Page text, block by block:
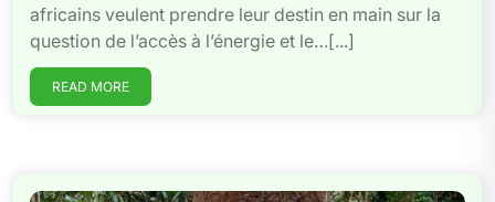
africains veulent prendre leur destin en main sur la
question de l’accès à l’énergie et le…[...]
READ MORE